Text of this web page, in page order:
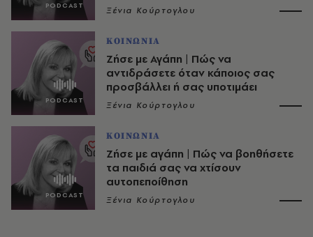
Ξένια Κούρτογλου
ΚΟΙΝΩΝΙΑ
Ζήσε με Αγάπη | Πώς να
αντιδράσετε όταν κάποιος σας
προσβάλλει ή σας υποτιμάει
Ξένια Κούρτογλου
ΚΟΙΝΩΝΙΑ
Ζήσε με αγάπη | Πώς να βοηθήσετε
τα παιδιά σας να χτίσουν
αυτοπεποίθηση
Ξένια Κούρτογλου